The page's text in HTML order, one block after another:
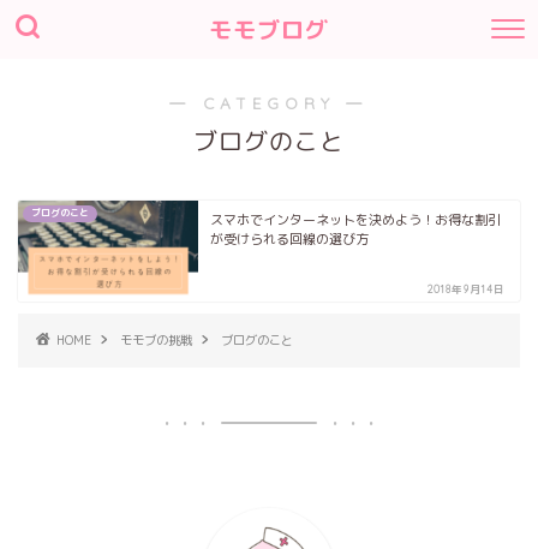
モモブログ
― CATEGORY ―
ブログのこと
ブログのこと
スマホでインターネットを決めよう！お得な割引
が受けられる回線の選び方
2018年9月14日
HOME モモブの挑戦 ブログのこと